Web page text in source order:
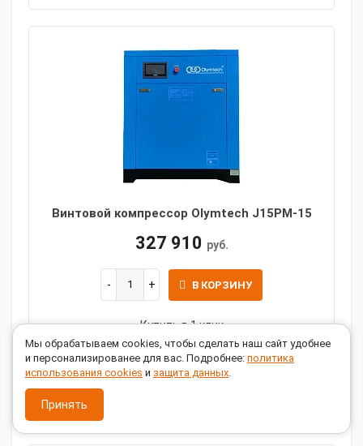
Винтовой компрессор Olymtech J15PM-15
327 910 руб.
В КОРЗИНУ
Купить в 1 клик
Производительность, л/мин:
Мощность, кВт:
Давление, бар:
Мы обрабатываем cookies, чтобы сделать наш сайт удобнее
и персонализированее для вас. Подробнее: политика
использования cookies и защита данных.
Принять